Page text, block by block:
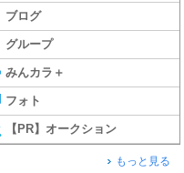
ブログ
グループ
みんカラ＋
フォト
【PR】オークション
もっと見る